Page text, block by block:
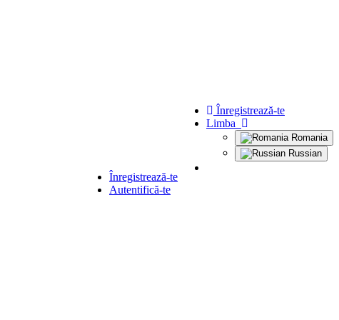
Înregistrează-te
Limba
Romania
Russian
Înregistrează-te
Autentifică-te